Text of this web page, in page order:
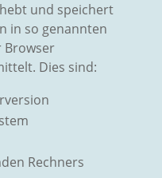
und speichert
in so genannten
Browser
Dies sind:
Rechners